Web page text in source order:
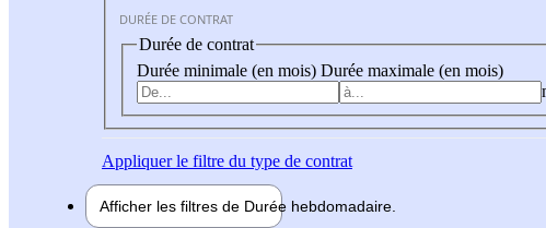
DURÉE DE CONTRAT
Durée de contrat
Durée minimale (en mois) Durée maximale (en mois)
Appliquerle filtre du type de contrat
Afficher les filtres de Durée hebdomadaire